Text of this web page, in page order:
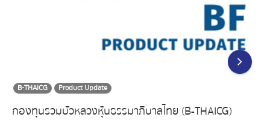
B-THAICG Product Update
กองทุนรวมบัวหลวงหุ้นธรรมาภิบาลไทย (B-THAICG)